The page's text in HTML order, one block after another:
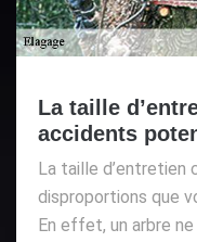
La taille
accidents
La taille d’entretien
disproportions que
En effet, un arbre